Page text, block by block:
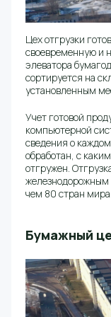
Цех отгрузки
своевременную и
элеватора
сортируется на
установленным
Учет готовой
компьютерной
сведения о
обработан, с
отгружен.
железнодорожным
чем 80 стран мира.
Бумажный